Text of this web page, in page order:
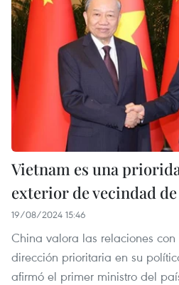
Vietnam es una
exterior de vecindad
19/08/2024 15:46
China valora las relaciones
dirección prioritaria en su
afirmó el primer ministro del